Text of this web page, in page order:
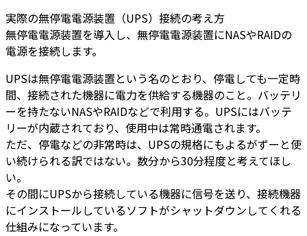
実際の無停電電源装置（UPS）接続の考え方
無停電電源装置を導入し、無停電電源装置にNASやRAIDの
電源を接続します。
UPSは無停電電源装置という名のとおり、停電しても一定時
間、接続された機器に電力を供給する機器のこと。バッテリ
ーを持たないNASやRAIDなどで利用する。UPSにはバッテ
リーが内蔵されており、使用中は常時通電されます。
ただ、停電などの非常時は、UPSの規格にもよるがずーと使
い続けられる訳ではない。数分から30分程度と考えてほし
い。
その間にUPSから接続している機器に信号を送り、接続機器
にインストールしているソフトがシャットダウンしてくれる
仕組みになっています。